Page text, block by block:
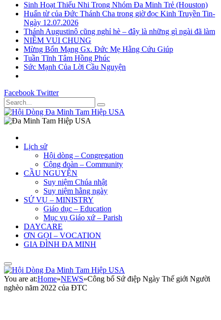
Sinh Hoạt Thiếu Nhi Trong Nhóm Đa Minh Trẻ (Houston)
Huấn từ của Đức Thánh Cha trong giờ đọc Kinh Truyền Tin-
Ngày 12.07.2026
Thánh Augustinô cũng nghỉ hè – đây là những gì ngài đã làm
NIỀM VUI CHUNG
Mừng Bổn Mạng Gx. Đức Mẹ Hằng Cứu Giúp
Tuần Tĩnh Tâm Hồng Phúc
Sức Mạnh Của Lời Cầu Nguyện
Facebook Twitter
Lịch sử
Hội dòng – Congregation
Cộng đoàn – Community
CẦU NGUYỆN
Suy niệm Chúa nhật
Suy niệm hằng ngày
SỨ VỤ – MINISTRY
Giáo dục – Education
Mục vụ Giáo xứ – Parish
DAYCARE
ƠN GỌI – VOCATION
GIA ĐÌNH ĐA MINH
You are at:Home»NEWS»Công bố Sứ điệp Ngày Thế giới Người
nghèo năm 2022 của ĐTC